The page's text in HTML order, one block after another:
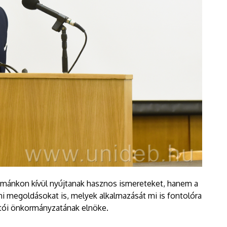
kívül nyújtanak hasznos ismereteket, hanem a
megoldásokat is, melyek alkalmazását mi is fontolóra
önkormányzatának elnöke.